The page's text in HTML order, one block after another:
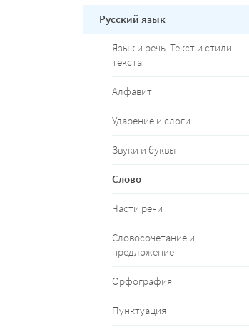
Русский язык
Язык и речь. Текст и стили
текста
Алфавит
Ударение и слоги
Звуки и буквы
Слово
Части речи
Словосочетание и
предложение
Орфография
Пунктуация